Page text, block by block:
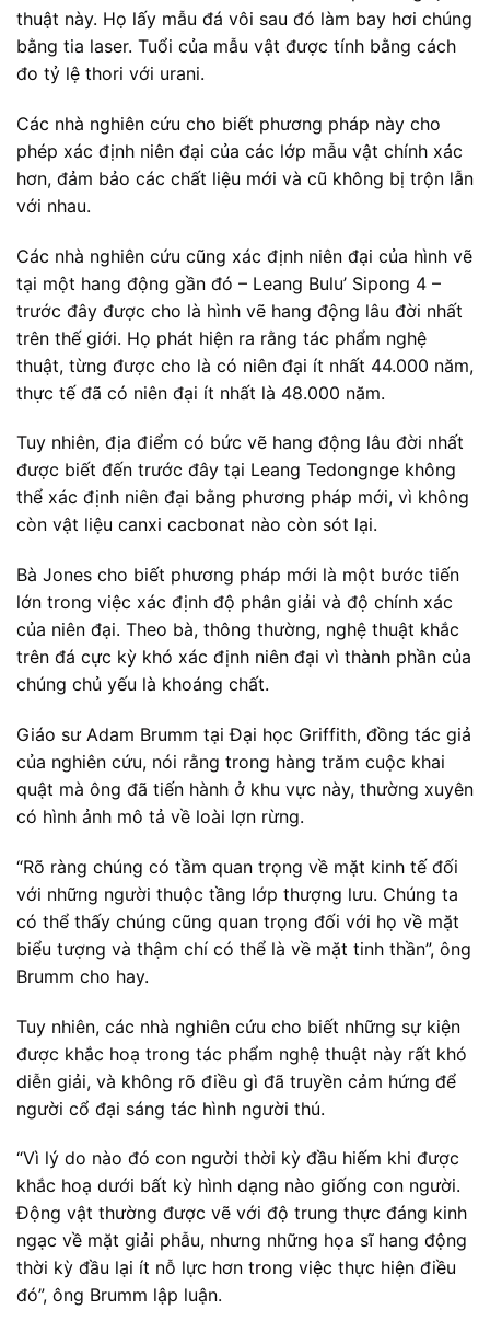
thuật này. Họ lấy mẫu đá vôi sau đó làm bay hơi chúng
bằng tia laser. Tuổi của mẫu vật được tính bằng cách
đo tỷ lệ thori với urani.
Các nhà nghiên cứu cho biết phương pháp này cho
phép xác định niên đại của các lớp mẫu vật chính xác
hơn, đảm bảo các chất liệu mới và cũ không bị trộn lẫn
với nhau.
Các nhà nghiên cứu cũng xác định niên đại của hình vẽ
tại một hang động gần đó – Leang Bulu’ Sipong 4 –
trước đây được cho là hình vẽ hang động lâu đời nhất
trên thế giới. Họ phát hiện ra rằng tác phẩm nghệ
thuật, từng được cho là có niên đại ít nhất 44.000 năm,
thực tế đã có niên đại ít nhất là 48.000 năm.
Tuy nhiên, địa điểm có bức vẽ hang động lâu đời nhất
được biết đến trước đây tại Leang Tedongnge không
thể xác định niên đại bằng phương pháp mới, vì không
còn vật liệu canxi cacbonat nào còn sót lại.
Bà Jones cho biết phương pháp mới là một bước tiến
lớn trong việc xác định độ phân giải và độ chính xác
của niên đại. Theo bà, thông thường, nghệ thuật khắc
trên đá cực kỳ khó xác định niên đại vì thành phần của
chúng chủ yếu là khoáng chất.
Giáo sư Adam Brumm tại Đại học Griffith, đồng tác giả
của nghiên cứu, nói rằng trong hàng trăm cuộc khai
quật mà ông đã tiến hành ở khu vực này, thường xuyên
có hình ảnh mô tả về loài lợn rừng.
“Rõ ràng chúng có tầm quan trọng về mặt kinh tế đối
với những người thuộc tầng lớp thượng lưu. Chúng ta
có thể thấy chúng cũng quan trọng đối với họ về mặt
biểu tượng và thậm chí có thể là về mặt tinh thần”, ông
Brumm cho hay.
Tuy nhiên, các nhà nghiên cứu cho biết những sự kiện
được khắc hoạ trong tác phẩm nghệ thuật này rất khó
diễn giải, và không rõ điều gì đã truyền cảm hứng để
người cổ đại sáng tác hình người thú.
“Vì lý do nào đó con người thời kỳ đầu hiếm khi được
khắc hoạ dưới bất kỳ hình dạng nào giống con người.
Động vật thường được vẽ với độ trung thực đáng kinh
ngạc về mặt giải phẫu, nhưng những họa sĩ hang động
thời kỳ đầu lại ít nỗ lực hơn trong việc thực hiện điều
đó”, ông Brumm lập luận.